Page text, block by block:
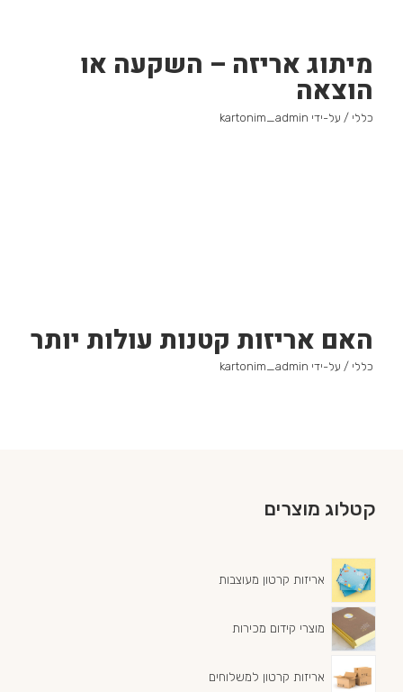
מיתוג אריזה – השקעה או
הוצאה
כללי / על-ידי kartonim_admin
האם אריזות קטנות עולות יותר
כללי / על-ידי kartonim_admin
קטלוג מוצרים
אריזות קרטון מעוצבות
מוצרי קידום מכירות
אריזות קרטון למשלוחים